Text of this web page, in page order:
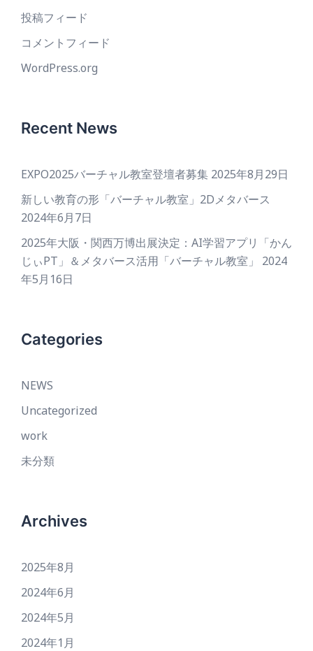
投稿フィード
コメントフィード
WordPress.org
Recent News
EXPO2025バーチャル教室登壇者募集 2025年8月29日
新しい教育の形「バーチャル教室」2Dメタバース
2024年6月7日
2025年大阪・関西万博出展決定：AI学習アプリ「かん
じぃPT」＆メタバース活用「バーチャル教室」
2024
年5月16日
Categories
NEWS
Uncategorized
work
未分類
Archives
2025年8月
2024年6月
2024年5月
2024年1月